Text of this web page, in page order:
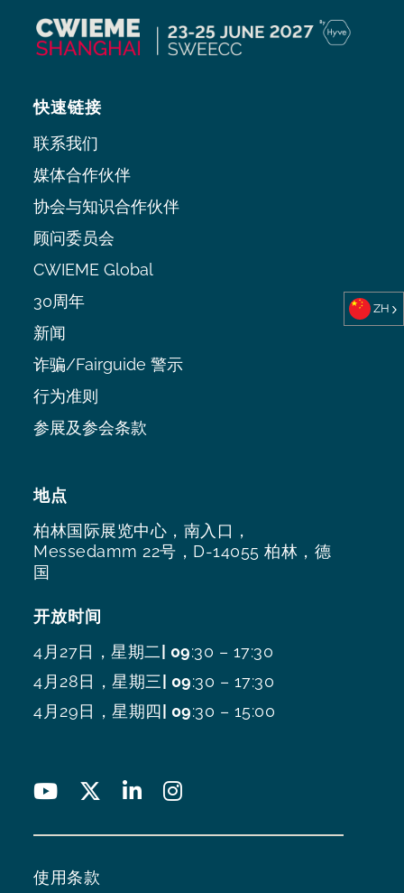
地点
柏林国际展览中心，南入口，
Messedamm 22号，D-14055 柏林，德
国
开放时间
4月27日，星期二| 09:30 – 17:30
4月28日，星期三| 09:30 – 17:30
4月29日，星期四| 09:30 – 15:00
快速链接
联系我们
媒体合作伙伴
协会与知识合作伙伴
顾问委员会
CWIEME Global
30周年
新闻
诈骗/Fairguide 警示
行为准则
参展及参会条款
使用条款
ZH